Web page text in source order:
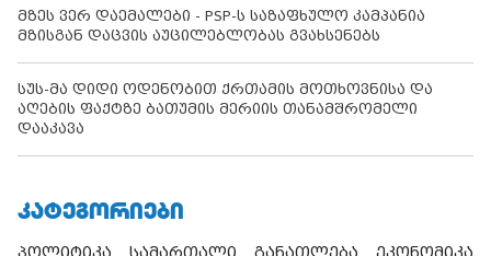
მზეს ვერ დაემალები - PSP-ს საზაფხულო კამპანია
მზისგან დაცვის აუცილებლობას გვახსენებს
სუს-მა დიდი ოდენობით ქრთამის მოთხოვნისა და
აღების ფაქტზე ბათუმის მერიის თანამშრომელი
დააკავა
ᲙᲐᲢᲔᲒᲝᲠᲘᲔᲑᲘ